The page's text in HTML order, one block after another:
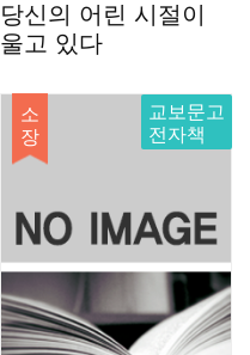
당신의 어린 시절이
울고 있다
소
장
교보문고
전자책